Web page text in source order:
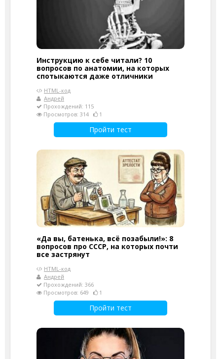
Инструкцию к себе читали? 10
вопросов по анатомии, на которых
спотыкаются даже отличники
HTML-код
Андрей
Прохождений: 115
Просмотров: 314
1
Пройти тест
«Да вы, батенька, всё позабыли!»: 8
вопросов про СССР, на которых почти
все застрянут
HTML-код
Андрей
Прохождений: 366
Просмотров: 649
1
Пройти тест